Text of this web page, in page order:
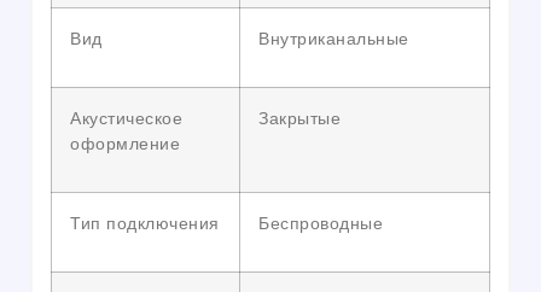
Вид Внутриканальные
Акустическое
оформление
Закрытые
Тип подключения Беспроводные